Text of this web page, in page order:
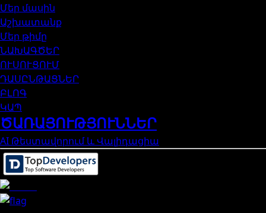
Մեր մասին
Աշխատանք
Մեր թիմը
ՆԱԽԱԳԾԵՐ
ՈՒՍՈՒՑՈՒՄ
ԴԱՍԸՆԹԱՑՆԵՐ
ԲԼՈԳ
ԿԱՊ
ԾԱՌԱՅՈՒԹՅՈՒՆՆԵՐ
AI Թեստավորում և Վալիդացիա